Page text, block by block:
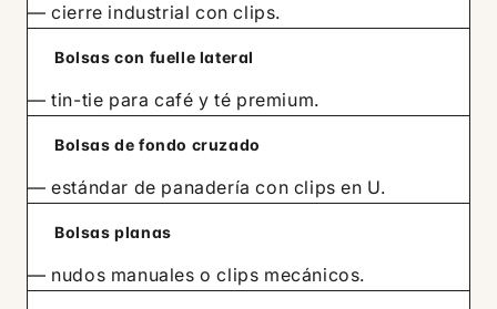
— cierre industrial con clips.
Bolsas con fuelle lateral
— tin-tie para café y té premium.
Bolsas de fondo cruzado
— estándar de panadería con clips en U.
Bolsas planas
— nudos manuales o clips mecánicos.